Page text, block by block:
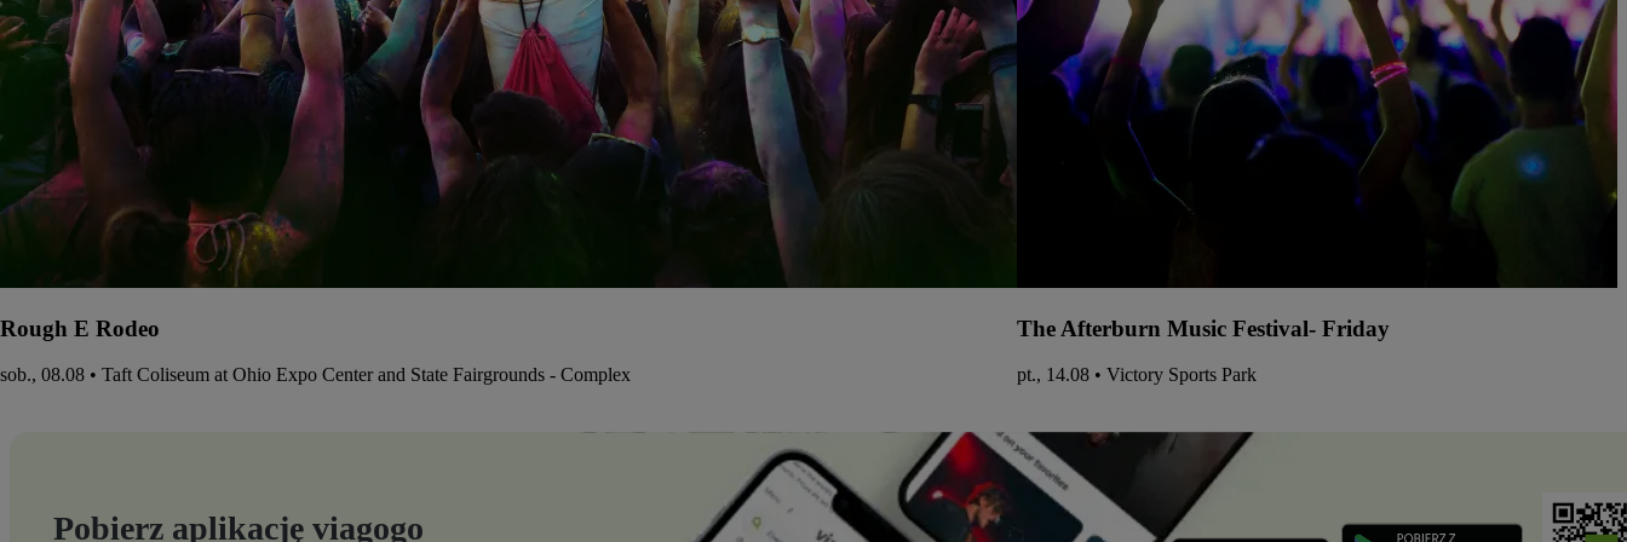
Rough E Rodeo
sob., 08.08 • Taft Coliseum at Ohio Expo Center and State Fairgrounds - Complex
The Afterburn Music Festival- Friday
pt., 14.08 • Victory Sports Park
Pobierz aplikację viagogo